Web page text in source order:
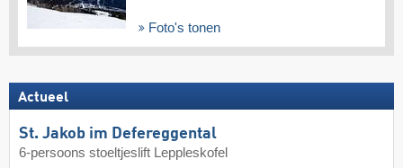
Foto's tonen
Actueel
St. Jakob im Defereggental
6-persoons stoeltjeslift Leppleskofel